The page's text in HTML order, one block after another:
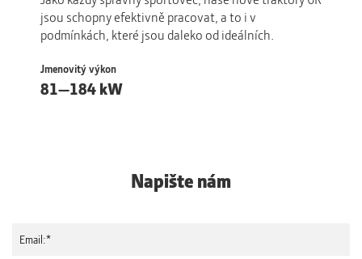
jsou schopny efektivně pracovat, a to i v
podmínkách, které jsou daleko od ideálních.
Jmenovitý výkon
81—184 kW
Napište nám